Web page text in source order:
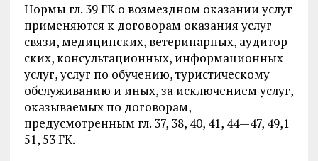
Нормы гл. 39 ГК о возмездном оказании услуг
применяются к до­говорам оказания услуг
связи, медицинских, ветеринарных, аудитор­
ских, консультационных, информационных
услуг, услуг по обучению, туристическому
обслуживанию и иных, за исключением услуг,
оказываемых по договорам,
предусмотренным гл. 37, 38, 40, 41, 44—47, 49,1
51, 53 ГК.